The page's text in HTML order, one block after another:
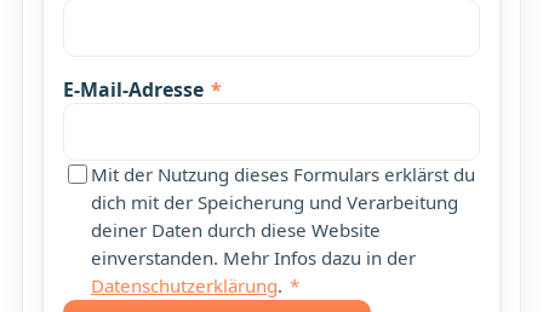
E-Mail-Adresse *
Mit der Nutzung dieses Formulars erklärst du
dich mit der Speicherung und Verarbeitung
deiner Daten durch diese Website
einverstanden. Mehr Infos dazu in der
Datenschutzerklärung. *